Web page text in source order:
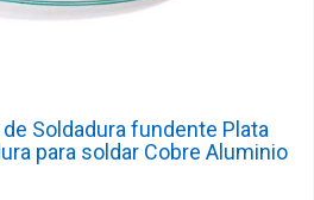
Soldadura fundente Plata
para soldar Cobre Aluminio